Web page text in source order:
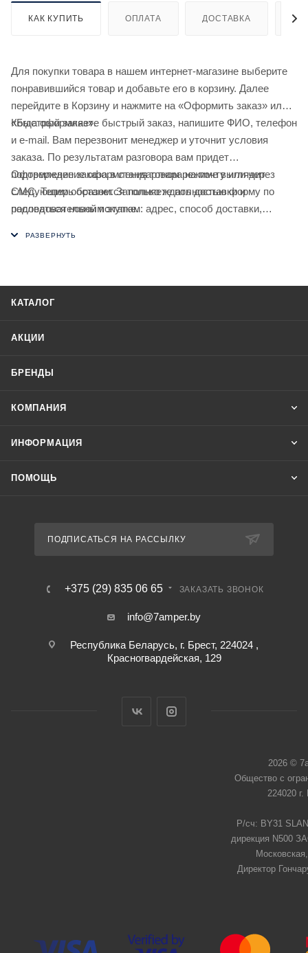
КАК КУПИТЬ ОПЛАТА ДОСТАВКА
Для покупки товара в нашем интернет-магазине выберите
понравившийся товар и добавьте его в корзину. Далее
перейдите в Корзину и нажмите на «Оформить заказ» или
«Быстрый заказ».
Когда оформляете быстрый заказ, напишите ФИО, телефон
и e-mail. Вам перезвонит менеджер и уточнит условия
заказа. По результатам разговора вам придет
подтверждение оформления товара на почту или через
СМС. Теперь останется только ждать доставки и
радоваться новой покупке.
Оформление заказа в стандартном режиме выглядит
следующим образом. Заполняете полностью форму по
последовательным этапам: адрес, способ доставки,
КАТАЛОГ
АКЦИИ
БРЕНДЫ
КОМПАНИЯ
ИНФОРМАЦИЯ
ПОМОЩЬ
ПОДПИСАТЬСЯ НА РАССЫЛКУ
+375 (29) 835 06 65 ЗАКАЗАТЬ ЗВОНОК
info@7amper.by
Республика Беларусь, г. Брест, 224024 ,
Красногвардейская, 129
2026 ©
Общество с
224020
Р/сч: BY31
дирекция N500
Директор